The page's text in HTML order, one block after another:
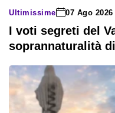
Ultimissime 07 Ago 2026
I voti segreti del
soprannaturalità